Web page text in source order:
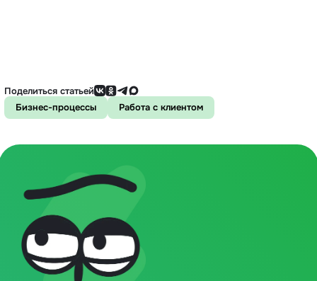
Поделиться статьей
Бизнес-процессы
Работа с клиентом